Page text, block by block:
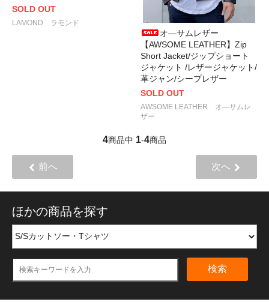
SOLD OUT
LAMOND ラモンド
オ―サムレザー
【AWSOME LEATHER】Zip
Short Jacket/ジップショート
ジャケット /レザージャケット/
革ジャン/シープレザー
SOLD OUT
AWSOME LEATHER オ―サムレ
ザー
4商品中 1-4商品
前へ 次へ
ほかの商品を探す
検索